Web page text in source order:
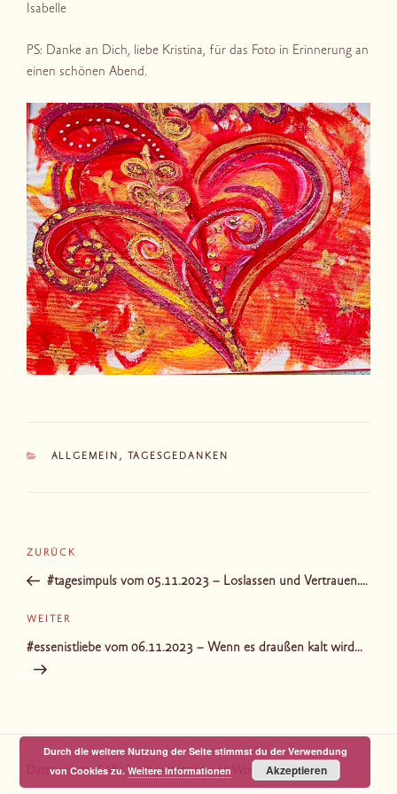
Isabelle
PS: Danke an Dich, liebe Kristina, für das Foto in Erinnerung an
einen schönen Abend.
KATEGORIEN
ALLGEMEIN , TAGESGEDANKEN
Beitragsnavigation
Vorheriger
Beitrag
ZURÜCK
#tagesimpuls vom 05.11.2023 – Loslassen und Vertrauen….
Nächster
Beitrag
WEITER
#essenistliebe vom 06.11.2023 – Wenn es draußen kalt wird…
Datenschutz Mit Stolz präsentiert von WordPress
Durch die weitere Nutzung der Seite stimmst du der Verwendung
von Cookies zu.Weitere Informationen Akzeptieren